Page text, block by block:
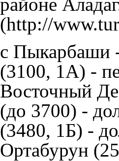
c Пыкарбаши
(3100, 1А) -
Восточный
(до 3700) -
(3480, 1Б) -
Ортабурун